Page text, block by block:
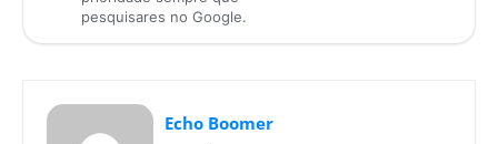
pesquisares no Google.
Echo Boomer